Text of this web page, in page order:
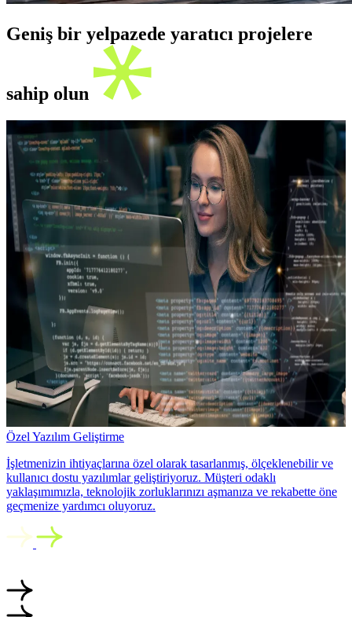
Geniş bir yelpazede yaratıcı projelere
sahip olun
Özel Yazılım Geliştirme
İşletmenizin ihtiyaçlarına özel olarak tasarlanmış, ölçeklenebilir ve
kullanıcı dostu yazılımlar geliştiriyoruz. Müşteri odaklı
yaklaşımımızla, teknolojik zorluklarınızı aşmanıza ve rekabette öne
geçmenize yardımcı oluyoruz.